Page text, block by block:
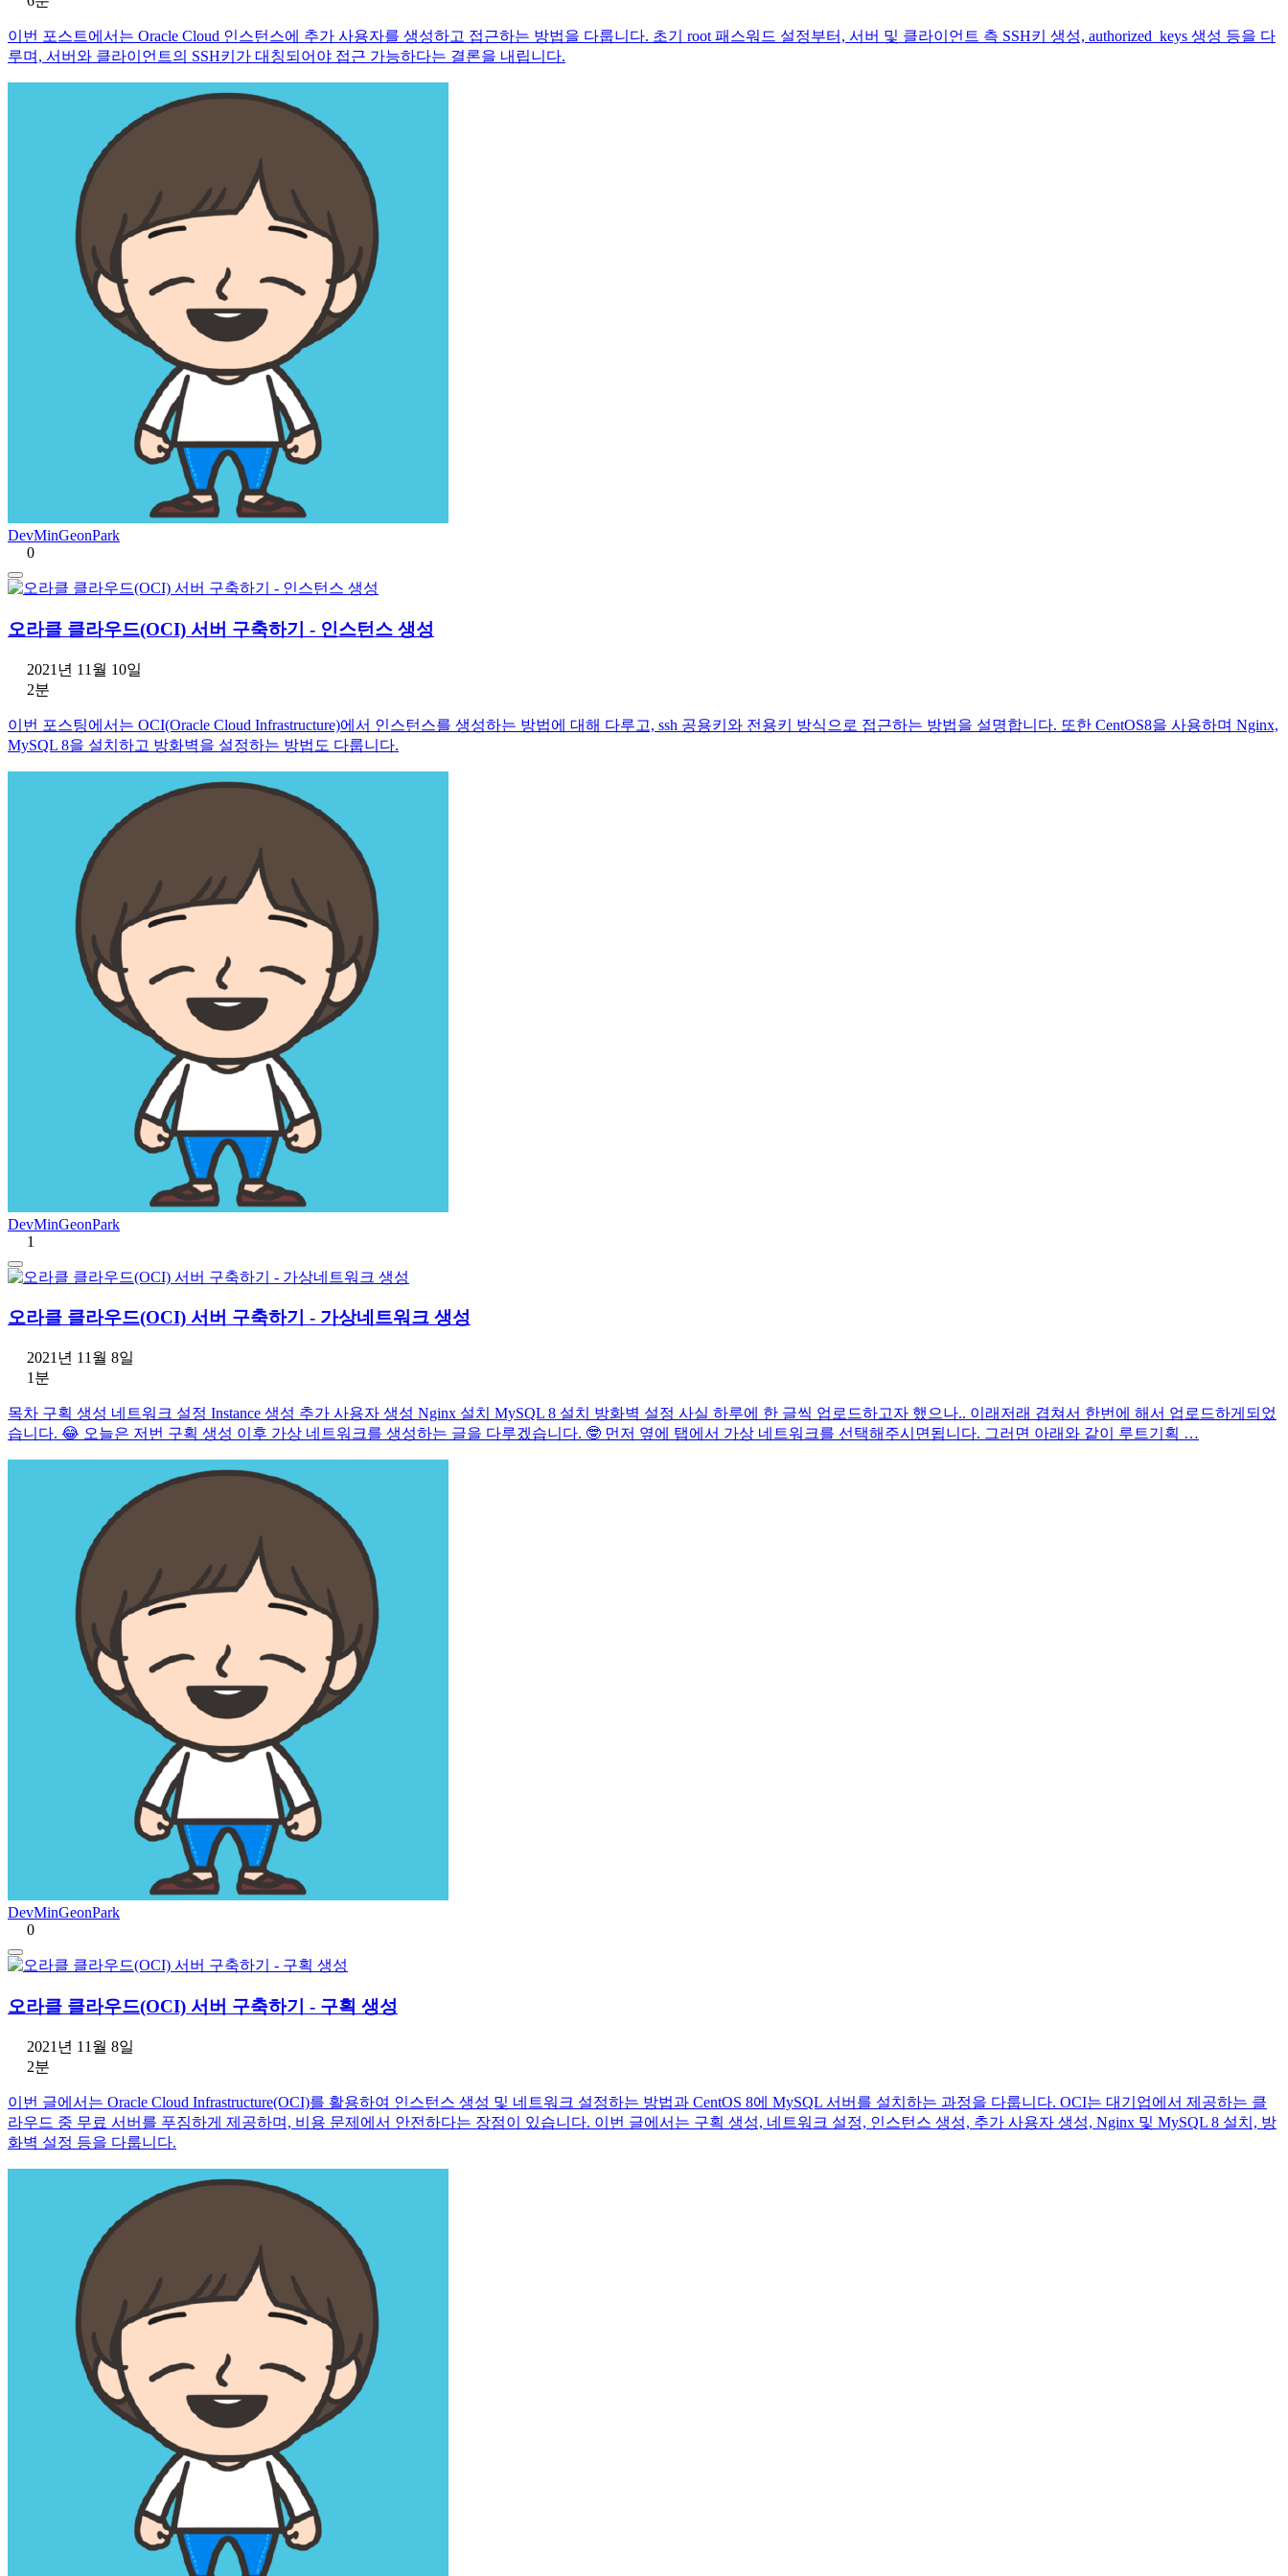
이번 포스트에서는 Oracle Cloud 인스턴스에 추가 사용자를 생성하고 접근하는 방법을 다룹니다. 초기 root 패스워드 설정부터, 서버 및 클라이언트 측 SSH키 생성, authorized_keys 생성 등을 다
루며, 서버와 클라이언트의 SSH키가 대칭되어야 접근 가능하다는 결론을 내립니다.
DevMinGeonPark
0
오라클 클라우드(OCI) 서버 구축하기 - 인스턴스 생성
2021년 11월 10일
2분
이번 포스팅에서는 OCI(Oracle Cloud Infrastructure)에서 인스턴스를 생성하는 방법에 대해 다루고, ssh 공용키와 전용키 방식으로 접근하는 방법을 설명합니다. 또한 CentOS8을 사용하며 Nginx,
MySQL 8을 설치하고 방화벽을 설정하는 방법도 다룹니다.
DevMinGeonPark
1
오라클 클라우드(OCI) 서버 구축하기 - 가상네트워크 생성
2021년 11월 8일
1분
목차 구획 생성 네트워크 설정 Instance 생성 추가 사용자 생성 Nginx 설치 MySQL 8 설치 방화벽 설정 사실 하루에 한 글씩 업로드하고자 했으나.. 이래저래 겹쳐서 한번에 해서 업로드하게되었
습니다. 😂 오늘은 저번 구획 생성 이후 가상 네트워크를 생성하는 글을 다루겠습니다. 🤓 먼저 옆에 탭에서 가상 네트워크를 선택해주시면됩니다. 그러면 아래와 같이 루트기획 …
DevMinGeonPark
0
오라클 클라우드(OCI) 서버 구축하기 - 구획 생성
2021년 11월 8일
2분
이번 글에서는 Oracle Cloud Infrastructure(OCI)를 활용하여 인스턴스 생성 및 네트워크 설정하는 방법과 CentOS 8에 MySQL 서버를 설치하는 과정을 다룹니다. OCI는 대기업에서 제공하는 클
라우드 중 무료 서버를 푸짐하게 제공하며, 비용 문제에서 안전하다는 장점이 있습니다. 이번 글에서는 구획 생성, 네트워크 설정, 인스턴스 생성, 추가 사용자 생성, Nginx 및 MySQL 8 설치, 방
화벽 설정 등을 다룹니다.